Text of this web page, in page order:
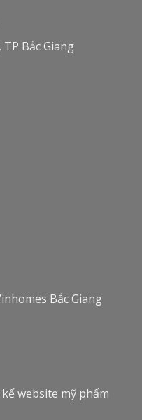
Bắc Giang
Bắc Giang
website mỹ phẩm